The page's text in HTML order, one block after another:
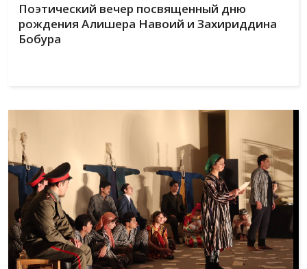
Поэтический вечер посвященный дню
рождения Алишера Навоий и Захириддина
Бобура